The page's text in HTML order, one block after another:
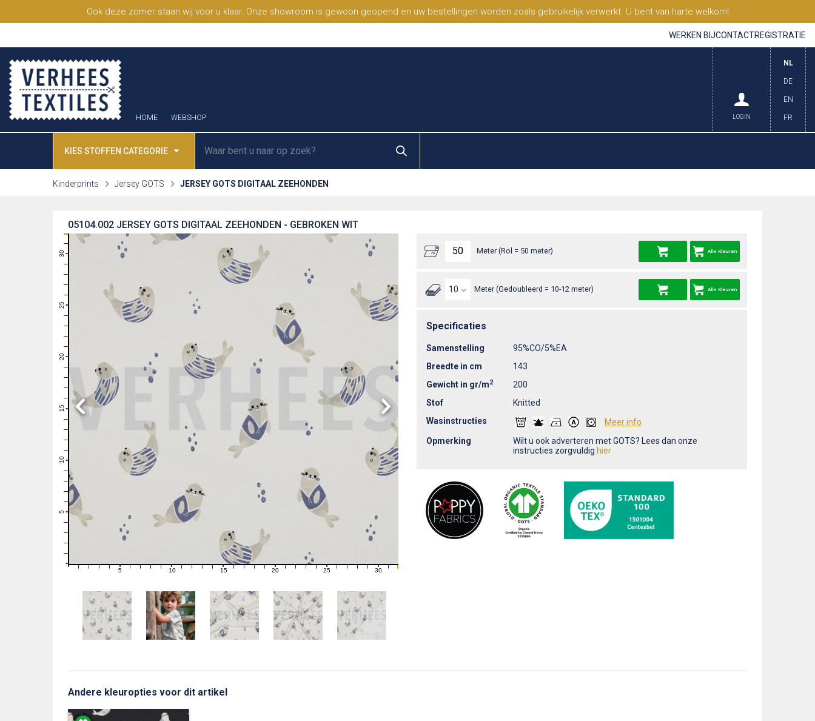
Ook deze zomer staan wij voor u klaar. Onze showroom is gewoon geopend en uw bestellingen worden zoals gebruikelijk verwerkt. U bent van harte welkom!
WERKEN BIJCONTACTREGISTRATIE
HOME WEBSHOP
NL
DE
EN
FR
LOGIN
KIES STOFFEN CATEGORIE
Kinderprints Jersey GOTS JERSEY GOTS DIGITAAL ZEEHONDEN
JERSEY GOTS DIGITAAL ZEEHONDEN - GEBROKEN WIT
05104.002
5
7
8
9
10
11
12
13
14
15
16
17
18
19
20
21
22
23
24
25
26
27
28
29
30
1 2 3 4 6 7 8 9 11 12 13 14 15 16 17 18 19 21 22 23 24 26 27 28 29 31
Meter (Rol = 50 meter) Alle Kleuren
Meter (Gedoubleerd = 10-12 meter) Alle Kleuren
Specificaties
Samenstelling
95%CO/5%EA
Breedte in cm
143
Gewicht in gr/m2
200
Stof
Knitted
Wasinstructies
Meer info
Opmerking
Wilt u ook adverteren met GOTS? Lees dan onze
instructies zorgvuldig hier
Andere kleuropties voor dit artikel